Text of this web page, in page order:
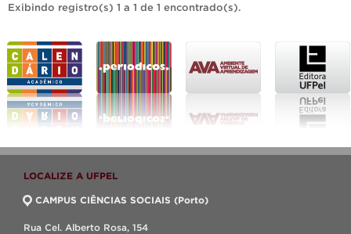
Exibindo registro(s) 1 a 1 de 1 encontrado(s).
LOCALIZE A UFPEL
CAMPUS CIÊNCIAS SOCIAIS (Porto)
Rua Cel. Alberto Rosa, 154